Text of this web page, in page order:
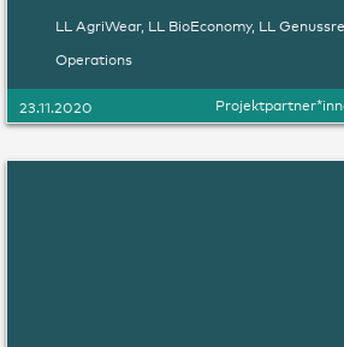
LL AgriWear, LL BioEconomy, LL
Operations
23.11.2020